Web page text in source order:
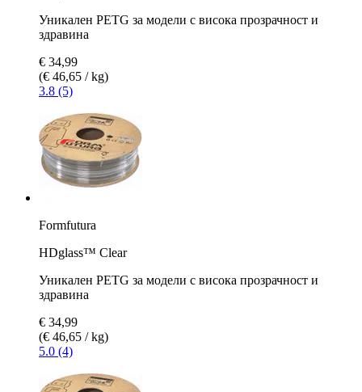
Уникален PETG за модели с висока прозрачност и
здравина
€ 34,99
(€ 46,65 / kg)
3.8 (5)
Formfutura
HDglass™ Clear
Уникален PETG за модели с висока прозрачност и
здравина
€ 34,99
(€ 46,65 / kg)
5.0 (4)